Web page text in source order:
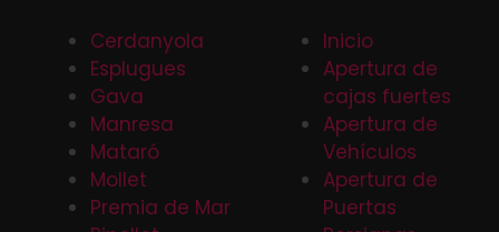
Cerdanyola
Esplugues
Gava
Manresa
Mataró
Mollet
Premia de Mar
Inicio
Apertura de
cajas fuertes
Apertura de
Vehículos
Apertura de
Puertas